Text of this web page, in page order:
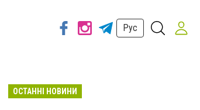
Рус
ОСТАННІ НОВИНИ